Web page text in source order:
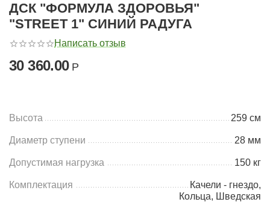
ДСК "ФОРМУЛА ЗДОРОВЬЯ"
"STREET 1" СИНИЙ РАДУГА
Написать отзыв
30 360.00 Р
Высота 259 см
Диаметр ступени 28 мм
Допустимая нагрузка 150 кг
Комплектация
Качели - гнездо,
Кольца, Шведская